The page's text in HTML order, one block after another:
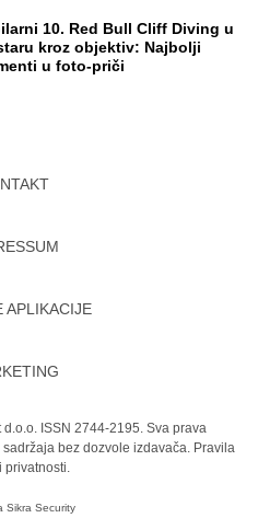
10. Red Bull Cliff Diving u
kroz objektiv: Najbolji
u foto-priči
APLIKACIJE
ISSN 2744-2195. Sva prava
bez dozvole izdavača. Pravila
privatnosti.
Sikra Security